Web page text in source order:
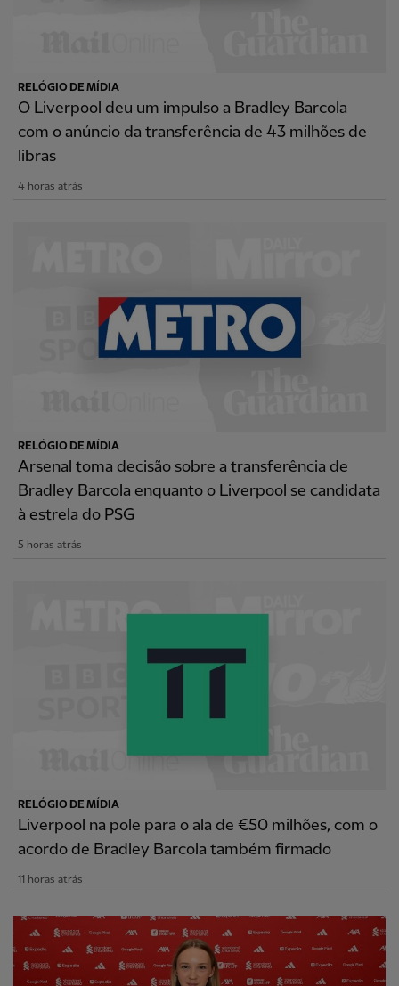
RELÓGIO DE MÍDIA
O Liverpool deu um impulso a Bradley Barcola
com o anúncio da transferência de 43 milhões de
libras
4 horas atrás
RELÓGIO DE MÍDIA
Arsenal toma decisão sobre a transferência de
Bradley Barcola enquanto o Liverpool se candidata
à estrela do PSG
5 horas atrás
RELÓGIO DE MÍDIA
Liverpool na pole para o ala de €50 milhões, com o
acordo de Bradley Barcola também firmado
11 horas atrás